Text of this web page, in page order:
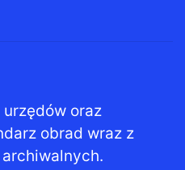
oraz
obrad wraz z